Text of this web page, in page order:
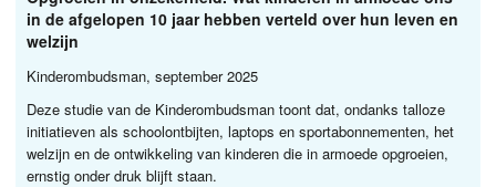
in de afgelopen 10 jaar hebben verteld over hun leven en
welzijn
Kinderombudsman, september 2025
Deze studie van de Kinderombudsman toont dat, ondanks talloze
initiatieven als schoolontbijten, laptops en sportabonnementen, het
welzijn en de ontwikkeling van kinderen die in armoede opgroeien,
ernstig onder druk blijft staan.